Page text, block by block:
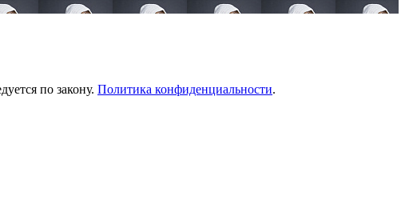
по закону. Политика конфиденциальности.